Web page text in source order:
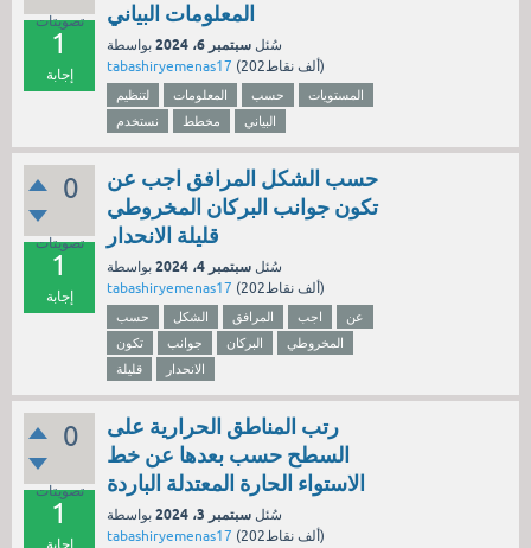
تصويتات
1
إجابة
المعلومات البياني
سُئل سبتمبر 6، 2024
بواسطة
tabashiryemenas17 ( 202ألف نقاط)
لتنظيم المعلومات حسب
المستويات
نستخدم
مخطط البياني
0
تصويتات
1
إجابة
حسب الشكل المرافق اجب عن
تكون جوانب البركان المخروطي
قليلة الانحدار
سُئل سبتمبر 4، 2024
بواسطة
tabashiryemenas17 ( 202ألف نقاط)
حسب الشكل المرافق اجب
عن
تكون
جوانب البركان
المخروطي
قليلة
الانحدار
0
تصويتات
1
إجابة
رتب المناطق الحرارية على
السطح حسب بعدها عن خط
الاستواء الحارة المعتدلة الباردة
سُئل سبتمبر 3، 2024
بواسطة
tabashiryemenas17 ( 202ألف نقاط)